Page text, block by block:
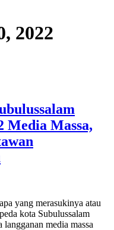
2022
Media Massa,
yang merasukinya atau
kota Subulussalam
media massa